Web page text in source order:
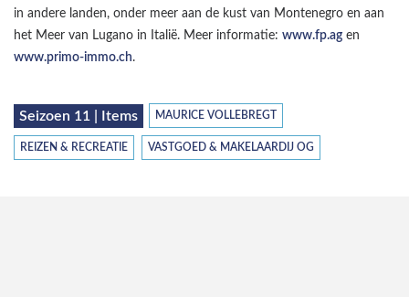
in andere landen, onder meer aan de kust van Montenegro en aan
het Meer van Lugano in Italië. Meer informatie: www.fp.ag en
www.primo-immo.ch.
Seizoen 11 | Items MAURICE VOLLEBREGT
REIZEN & RECREATIE VASTGOED & MAKELAARDIJ OG